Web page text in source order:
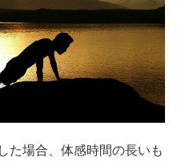
た場合、体感時間の長いも